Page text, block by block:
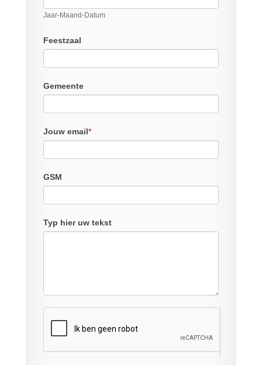
Jaar-Maand-Datum
Feestzaal
Gemeente
Jouw email*
GSM
Typ hier uw tekst